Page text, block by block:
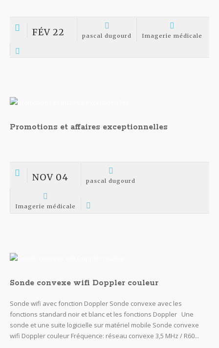
FÉV 22 pascal dugourd Imagerie médicale
Promotions et affaires exceptionnelles
NOV 04 pascal dugourd
Imagerie médicale
Sonde convexe wifi Doppler couleur
Sonde wifi avec fonction Doppler Sonde convexe avec les
fonctions standard noir et blanc et les fonctions Doppler Une
sonde et une suite logicielle sur matériel mobile Sonde convexe
wifi Doppler couleur Fréquence: réseau convexe 3,5 MHz / R60...